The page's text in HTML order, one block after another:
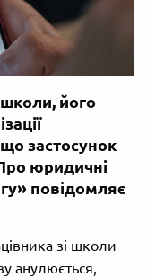
його
застосунок
юридичні
повідомляє
зі школи
анулюється,